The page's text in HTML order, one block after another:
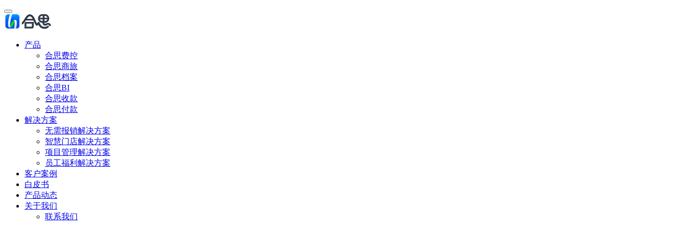
产品
合思费控
合思商旅
合思档案
合思BI
合思收款
合思付款
解决方案
无需报销解决方案
智慧门店解决方案
项目管理解决方案
员工福利解决方案
客户案例
白皮书
产品动态
关于我们
联系我们